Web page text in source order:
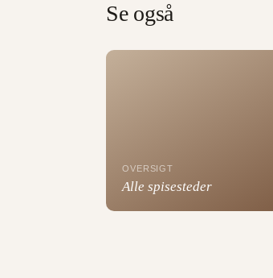
Se også
OVERSIGT
Alle spisesteder